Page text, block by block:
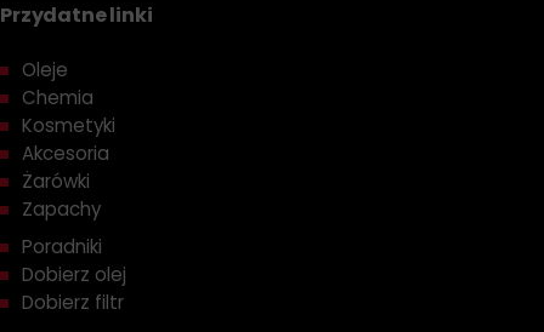
Przydatne linki
Oleje
Chemia
Kosmetyki
Akcesoria
Żarówki
Zapachy
Poradniki
Dobierz olej
Dobierz filtr